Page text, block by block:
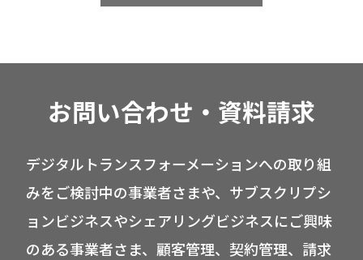
お問い合わせ・資料請求
デジタルトランスフォーメーションへの取り組
みをご検討中の事業者さまや、サブスクリプシ
ョンビジネスやシェアリングビジネスにご興味
のある事業者さま、顧客管理、契約管理、請求